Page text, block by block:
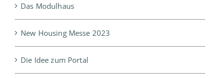
Das Modulhaus
New Housing Messe 2023
Die Idee zum Portal